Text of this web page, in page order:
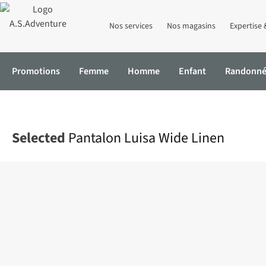
Nos services Nos magasins Expertise
Promotions Femme Homme Enfant
Selected Pantalon Luisa Wide Linen